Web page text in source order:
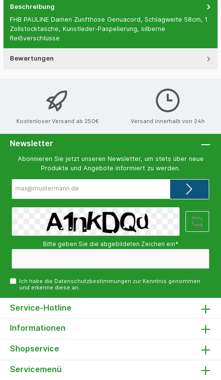
Beschreibung
FHB PAULINE Damen Zunfthose Genuacord, Schlagweite 58cm, 1
Zollstocktasche, Kunstleder-Paspelierung, silberne
Reißverschlüsse
Bewertungen
Kostenloser Versand ab 250€ Versand innerhalb von 24h
Newsletter
Abonnieren Sie jetzt unseren Newsletter, um stets über neue
Produkte und Angebote informiert zu werden.
Adresse*
Bitte geben Sie die abgebildeten Zeichen ein*
Ich habe die Datenschutzbestimmungen zur Kenntnis genommen
und erkenne diese an.
Service-Hotline
Informationen
Shopservice
Servicemenü